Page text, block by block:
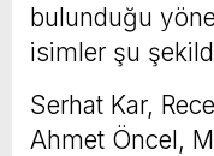
bulunduğu
isimler şu
Serhat Kar,
Ahmet Öncel,